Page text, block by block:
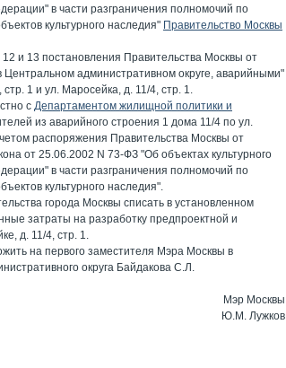
в части разграничения полномочий по
культурного наследия" Правительство Москвы
и 13 постановления Правительства Москвы от
административном округе, аварийными"
1 и ул. Маросейка, д. 11/4, стр. 1.
с Департаментом жилищной политики и
из аварийного строения 1 дома 11/4 по ул.
распоряжения Правительства Москвы от
от 25.06.2002 N 73-ФЗ "Об объектах культурного
в части разграничения полномочий по
культурного наследия".
города Москвы списать в установленном
затраты на разработку предпроектной и
д. 11/4, стр. 1.
на первого заместителя Мэра Москвы в
округа Байдакова С.Л.
Мэр Москвы
Ю.М. Лужков